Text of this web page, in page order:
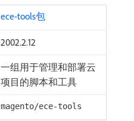
ece-tools包
2002.2.12
一组用于管理和部署云
项目的脚本和工具
magento/ece-tools